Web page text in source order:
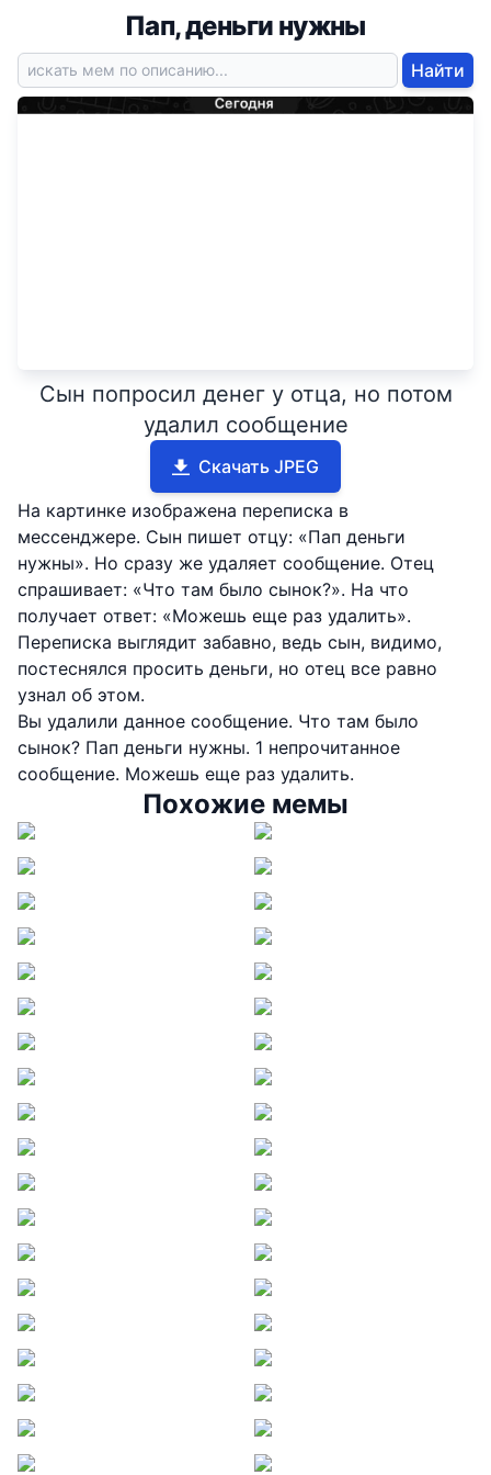
Пап, деньги нужны
Найти
Сын попросил денег у отца, но потом
удалил сообщение
Скачать JPEG
На картинке изображена переписка в
мессенджере. Сын пишет отцу: «Пап деньги
нужны». Но сразу же удаляет сообщение. Отец
спрашивает: «Что там было сынок?». На что
получает ответ: «Можешь еще раз удалить».
Переписка выглядит забавно, ведь сын, видимо,
постеснялся просить деньги, но отец все равно
узнал об этом.
Вы удалили данное сообщение. Что там было
сынок? Пап деньги нужны. 1 непрочитанное
сообщение. Можешь еще раз удалить.
Похожие мемы